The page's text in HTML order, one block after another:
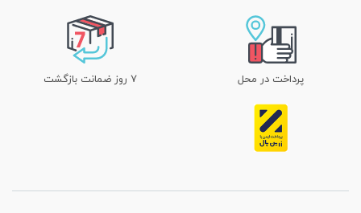
پرداخت در محل ۷ روز ضمانت بازگشت